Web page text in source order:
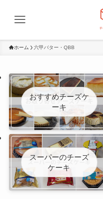
ホーム 六甲バター・QBB
おすすめチーズケ
ーキ
スーパーのチーズ
ケーキ